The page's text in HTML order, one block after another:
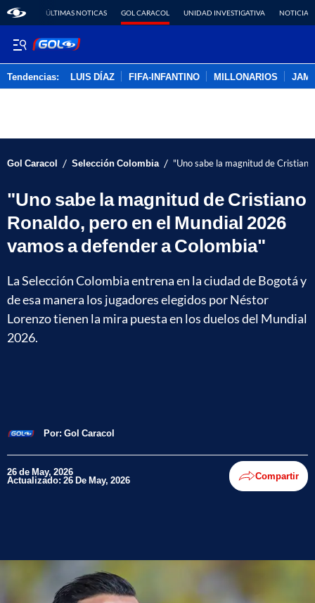
ÚLTIMAS NOTICAS GOL CARACOL UNIDAD INVESTIGATIVA NOTICIAS
Tendencias: LUIS DÍAZ FIFA-INFANTINO MILLONARIOS
Gol Caracol / Selección Colombia / "Uno sabe la magnitud de
"Uno sabe la magnitud de Cristiano
Ronaldo, pero en el Mundial 2026
vamos a defender a Colombia"
La Selección Colombia entrena en la ciudad de Bogotá y
de esa manera los jugadores elegidos por Néstor
Lorenzo tienen la mira puesta en los duelos del Mundial
2026.
Por: Gol Caracol
26 de May, 2026
Actualizado: 26 De May, 2026 Compartir